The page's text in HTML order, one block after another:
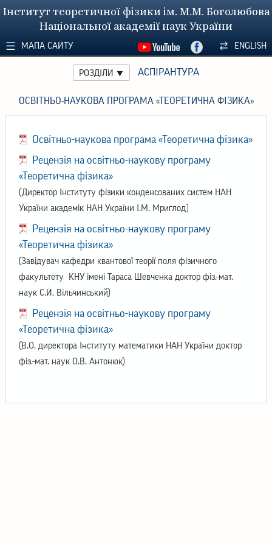
Інститут теоретичної фізики ім. М.М. Боголюбова
Національної академії наук України
МАПА САЙТУ ENGLISH
РОЗДІЛИ АСПІРАНТУРА
ОСВІТНЬО-НАУКОВА ПРОГРАМА «ТЕОРЕТИЧНА ФІЗИКА»
Освітньо-наукова програма «Теоретична фізика»
Рецензія на освітньо-наукову програму
«Теоретична фізика»
(Директор Інституту фізики конденсованих систем НАН
України академік НАН України І.М. Мриглод)
Рецензія на освітньо-наукову програму
«Теоретична фізика»
(Завідувач кафедри квантової теорії поля фізичного
факультету КНУ імені Тараса Шевченка доктор фіз.-мат.
наук С.Й. Вільчинський)
Рецензія на освітньо-наукову програму
«Теоретична фізика»
(В.О. директора Інституту математики НАН України доктор
фіз.-мат. наук О.В. Антонюк)